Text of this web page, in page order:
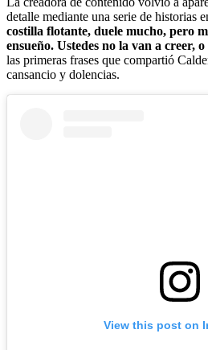
detalle mediante una serie de historias
costilla flotante, duele mucho, pero
ensueño. Ustedes no la van a creer,
las primeras frases que compartió
cansancio y dolencias.
View this post on